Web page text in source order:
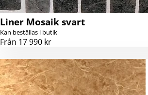
Liner Mosaik svart
Kan beställas i butik
Från 17 990 kr